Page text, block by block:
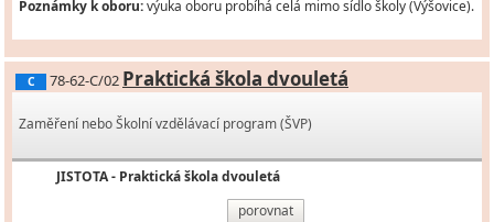
Poznámky k oboru:výuka oboru probíhá celá mimo sídlo školy (Výšovice).
C 78-62-C/02 Praktická škola dvouletá
Zaměření nebo Školní vzdělávací program (ŠVP)
JISTOTA - Praktická škola dvouletá
porovnat